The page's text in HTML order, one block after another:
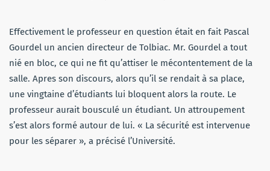
Effectivement le professeur en question était en fait Pascal
Gourdel un ancien directeur de Tolbiac. Mr. Gourdel a tout
nié en bloc, ce qui ne fit qu’attiser le mécontentement de la
salle. Apres son discours, alors qu’il se rendait à sa place,
une vingtaine d’étudiants lui bloquent alors la route. Le
professeur aurait bousculé un étudiant. Un attroupement
s’est alors formé autour de lui. « La sécurité est intervenue
pour les séparer », a précisé l’Université.